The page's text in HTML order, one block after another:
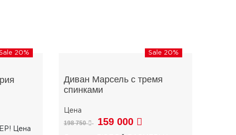
Sale 20%
Цена
Sale 20%
Диван Марсель с тремя
спинками
198 750 159 000